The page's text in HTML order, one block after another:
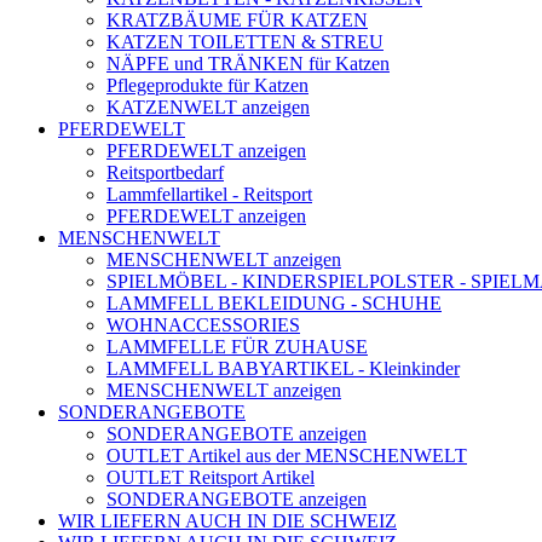
KRATZBÄUME FÜR KATZEN
KATZEN TOILETTEN & STREU
NÄPFE und TRÄNKEN für Katzen
Pflegeprodukte für Katzen
KATZENWELT anzeigen
PFERDEWELT
PFERDEWELT anzeigen
Reitsportbedarf
Lammfellartikel - Reitsport
PFERDEWELT anzeigen
MENSCHENWELT
MENSCHENWELT anzeigen
SPIELMÖBEL - KINDERSPIELPOLSTER -
LAMMFELL BEKLEIDUNG - SCHUHE
WOHNACCESSORIES
LAMMFELLE FÜR ZUHAUSE
LAMMFELL BABYARTIKEL - Kleinkinder
MENSCHENWELT anzeigen
SONDERANGEBOTE
SONDERANGEBOTE anzeigen
OUTLET Artikel aus der MENSCHENWELT
OUTLET Reitsport Artikel
SONDERANGEBOTE anzeigen
WIR LIEFERN AUCH IN DIE SCHWEIZ